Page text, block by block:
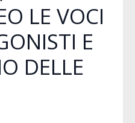
LE VOCI
E
DELLE